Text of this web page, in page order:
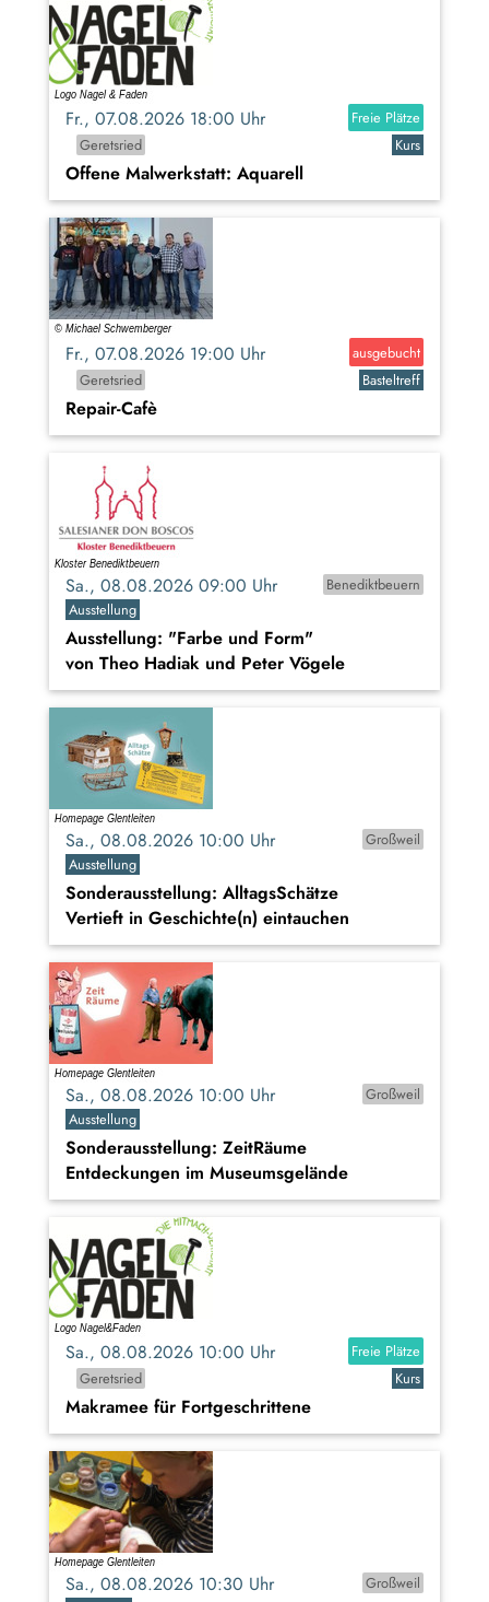
Fr., 07.08.2026 18:00 Uhr
Freie Plätze
Geretsried
Kurs
Offene Malwerkstatt: Aquarell
Fr., 07.08.2026 19:00 Uhr
ausgebucht
Geretsried
Basteltreff
Repair-Cafè
Sa., 08.08.2026 09:00 Uhr
Benediktbeuern
Ausstellung
Ausstellung: "Farbe und Form"
von Theo Hadiak und Peter Vögele
Sa., 08.08.2026 10:00 Uhr
Großweil
Ausstellung
Sonderausstellung: AlltagsSchätze
Vertieft in Geschichte(n) eintauchen
Sa., 08.08.2026 10:00 Uhr
Großweil
Ausstellung
Sonderausstellung: ZeitRäume
Entdeckungen im Museumsgelände
Sa., 08.08.2026 10:00 Uhr
Freie Plätze
Geretsried
Kurs
Makramee für Fortgeschrittene
Sa., 08.08.2026 10:30 Uhr
Großweil